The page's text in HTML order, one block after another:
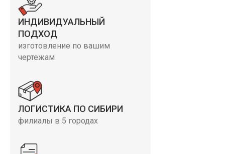
ИНДИВИДУАЛЬНЫЙ
ПОДХОД
изготовление по вашим
чертежам
ЛОГИСТИКА ПО СИБИРИ
филиалы в 5 городах